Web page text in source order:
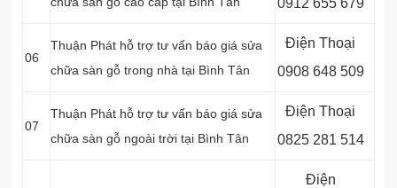
0912 655 679
06
Thuận Phát hỗ trợ tư vấn báo giá sửa
chữa sàn gỗ trong nhà tại Bình Tân
Điện Thoại
0908 648 509
07
Thuận Phát hỗ trợ tư vấn báo giá sửa
chữa sàn gỗ ngoài trời tại Bình Tân
Điện Thoại
0825 281 514
Điện